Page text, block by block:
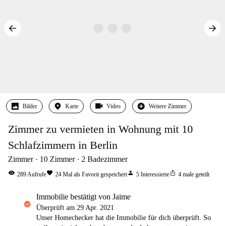
Bilder Karte Video Weitere Zimmer
Zimmer zu vermieten in Wohnung mit 10
Schlafzimmern in Berlin
Zimmer 10 Zimmer 2 Badezimmer
visibility 289Aufrufefavorite 24 Mal als Favorit gespeichertperson 5 Interessierteios_share 4 male geteilt
Immobilie bestätigt von Jaime
Überprüft am 29 Apr. 2021
Unser Homechecker hat die Immobilie für dich überprüft. So